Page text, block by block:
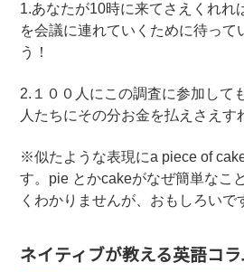
1.あなたが10時に来てさえくれれ
を会議に連れていくために待って
う！
2.１００人にこの調査に参加して
人たちにその分お金を払えさえす
※似たような表現にa piece of
す。pie とかcakeがなぜ簡単なこ
くわかりませんが、おもしろいで
ネイティブが教える英語コ